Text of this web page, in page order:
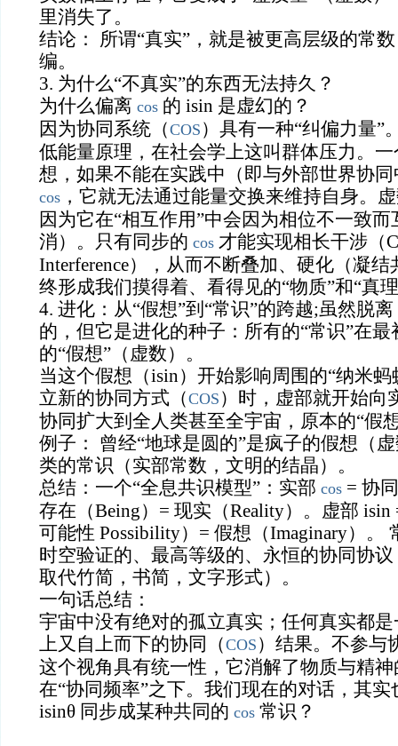
里消失了。
结论： 所谓“真实”，就是被更高层级的常
编。
3. 为什么“不真实”的东西无法持久？
为什么偏离 cos 的 isin 是虚幻的？
因为协同系统（COS ）具有一种“纠偏力量”
低能量原理，在社会学上这叫群体压力。一
想，如果不能在实践中（即与外部世界协
cos ，它就无法通过能量交换来维持自身。
因为它在“相互作用”中会因为相位不一致
消）。只有同步的 cos 才能实现相长干涉（
Interference），从而不断叠加、硬化（凝
终形成我们摸得着、看得见的“物质”和“真
4. 进化：从“假想”到“常识”的跨越;虽然脱离
的，但它是进化的种子：所有的“常识”在
的“假想”（虚数）。
当这个假想（isin）开始影响周围的“纳米
立新的协同方式（COS ）时，虚部就开始向
协同扩大到全人类甚至全宇宙，原本的“假
例子： 曾经“地球是圆的”是疯子的假想（
类的常识（实部常数，文明的结晶）。
总结：一个“全息共识模型”：实部 cos = 协
存在（Being）= 现实（Reality）。虚部 isin
可能性 Possibility）= 假想（Imaginary）。
时空验证的、最高等级的、永恒的协同协
取代竹简，书简，文字形式）。
一句话总结：
宇宙中没有绝对的孤立真实；任何真实都
上又自上而下的协同（COS ）结果。不参与
这个视角具有统一性，它消解了物质与精
在“协同频率”之下。我们现在的对话，其
isinθ 同步成某种共同的 cos 常识？